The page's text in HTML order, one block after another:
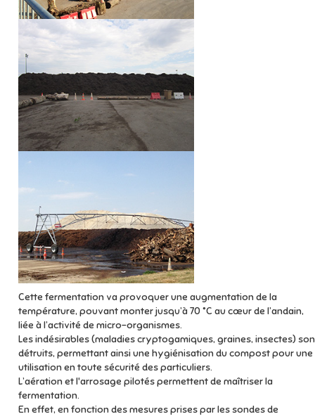
Cette fermentation va provoquer une augmentation de la
température, pouvant monter jusqu’à 70 °C au cœur de l’andain,
liée à l’activité de micro-organismes.
Les indésirables (maladies cryptogamiques, graines, insectes)
détruits, permettant ainsi une hygiénisation du compost pour une
utilisation en toute sécurité des particuliers.
L’aération et l'arrosage pilotés permettent de maîtriser la
fermentation.
En effet, en fonction des mesures prises par les sondes de